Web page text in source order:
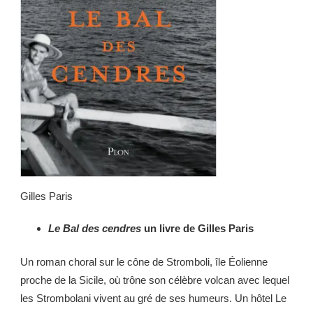
Gilles Paris
Le Bal des cendres un livre de Gilles Paris
Un roman choral sur le cône de Stromboli, île Éolienne
proche de la Sicile, où trône son célèbre volcan avec lequel
les Strombolani vivent au gré de ses humeurs. Un hôtel Le